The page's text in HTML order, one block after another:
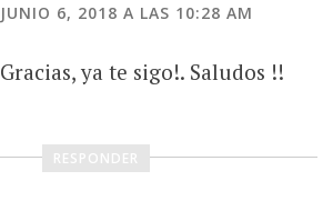
JUNIO 6, 2018 A LAS 10:28 AM
Gracias, ya te sigo!. Saludos !!
RESPONDER